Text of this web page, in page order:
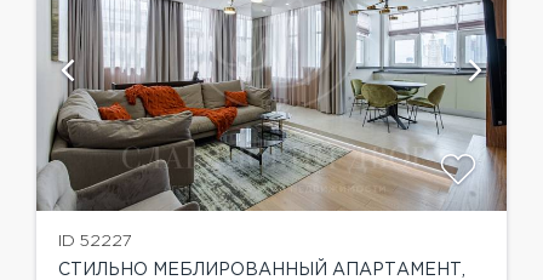
ID 52227
СТИЛЬНО МЕБЛИРОВАННЫЙ АПАРТАМЕНТ,